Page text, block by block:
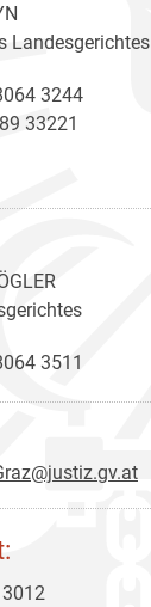
Landesgerichtes
3244
33221
3511